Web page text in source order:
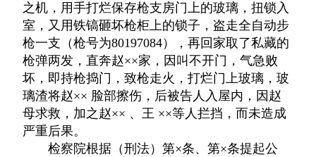
之机，用手打烂保存枪支房门上的玻璃，扭锁入
室，又用铁镐砸坏枪柜上的锁子，盗走全自动步
枪一支（枪号为80197084），再回家取了私藏的
枪弹两发，直奔赵××家，因叫不开门，气急败
坏，即持枪捣门，致枪走火，打烂门上玻璃，玻
璃渣将赵×× 脸部擦伤，后被告人入屋内，因赵
母求救，加之赵×× 、王 ××等人拦挡，而未造成
严重后果。
检察院根据（刑法）第×条、第×条提起公